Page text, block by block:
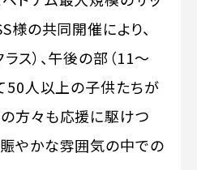
様の共同開催により、
ス）、午後の部（11～
50人以上の子供たちが
の方々も応援に駆けつ
賑やかな雰囲気の中での